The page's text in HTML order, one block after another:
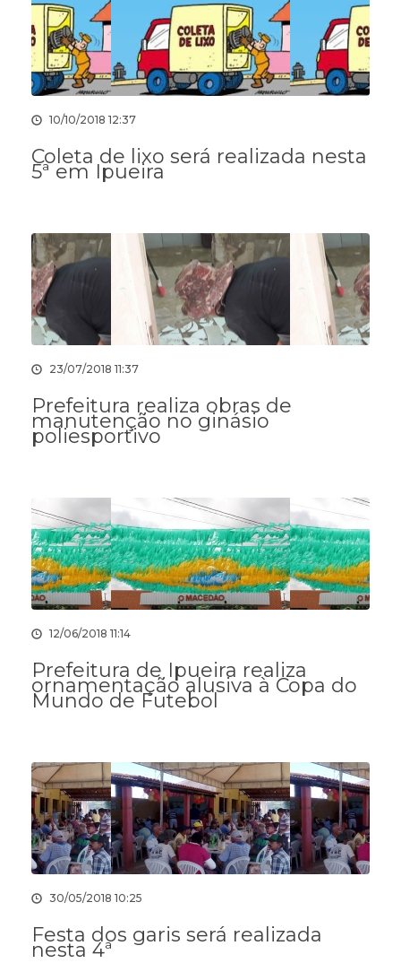
10/10/2018 12:37
Coleta de lixo será realizada nesta
5ª em Ipueira
23/07/2018 11:37
Prefeitura realiza obras de
manutenção no ginásio
poliesportivo
12/06/2018 11:14
Prefeitura de Ipueira realiza
ornamentação alusiva à Copa do
Mundo de Futebol
30/05/2018 10:25
Festa dos garis será realizada
nesta 4ª